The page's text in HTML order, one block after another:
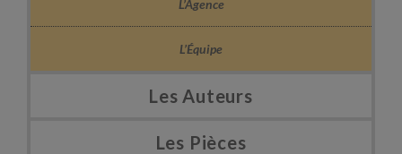
L’Agence
L’Équipe
Les Auteurs
Les Pièces